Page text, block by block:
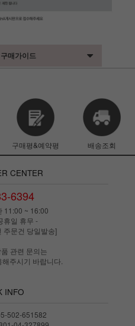
매가이드
구매평&예약평 배송조회
CENTER
6394
11:00 ~ 16:00
휴일 휴무 -
주문건 당일발송]
관련 문의는
주시기 바랍니다.
INFO
502-651582